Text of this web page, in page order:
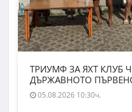
ТРИУМФ ЗА ЯХТ КЛУБ
ДЪРЖАВНОТО
05.08.2026 10:30ч.